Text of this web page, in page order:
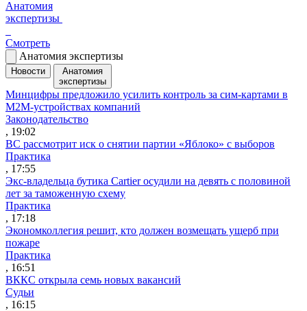
Анатомия
экспертизы
Смотреть
Анатомия экспертизы
Новости
Анатомия
экспертизы
Минцифры предложило усилить контроль за сим-картами в
M2M-устройствах компаний
Законодательство
, 19:02
ВС рассмотрит иск о снятии партии «Яблоко» с выборов
Практика
, 17:55
Экс-владельца бутика Cartier осудили на девять с половиной
лет за таможенную схему
Практика
, 17:18
Экономколлегия решит, кто должен возмещать ущерб при
пожаре
Практика
, 16:51
ВККС открыла семь новых вакансий
Судьи
, 16:15